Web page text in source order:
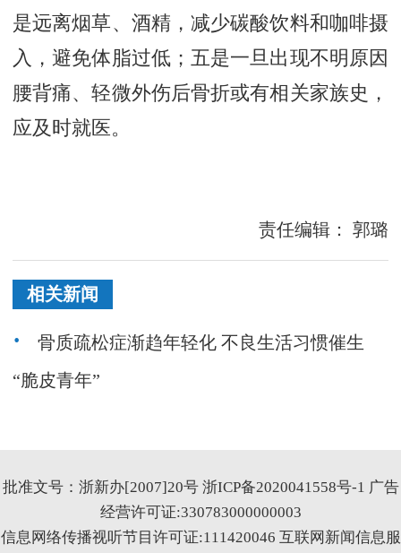
是远离烟草、酒精，减少碳酸饮料和咖啡摄
入，避免体脂过低；五是一旦出现不明原因
腰背痛、轻微外伤后骨折或有相关家族史，
应及时就医。
责任编辑： 郭璐
相关新闻
骨质疏松症渐趋年轻化 不良生活习惯催生
“脆皮青年”
批准文号：浙新办[2007]20号 浙ICP备2020041558号-1 广告
经营许可证:330783000000003
信息网络传播视听节目许可证:111420046 互联网新闻信息服